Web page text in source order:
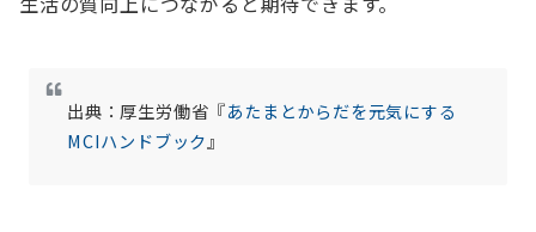
出典：厚生労働省『あたまとからだを元気にする
MCIハンドブック 』